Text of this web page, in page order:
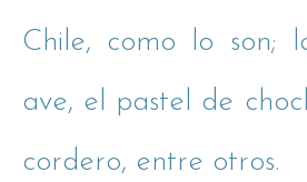
Chile, como lo son;
ave, el pastel de
cordero, entre otros.